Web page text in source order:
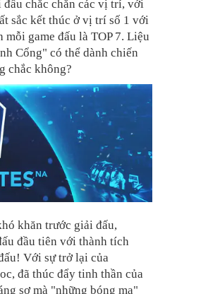
đấu chắc chắn các vị trí, với
sắc kết thúc ở vị trí số 1 với
game đấu là TOP 7. Liệu
Cổng" có thể dành chiến
chắc không?
khăn trước giải đấu,
đầu tiên với thành tích
Với sự trở lại của
đã thúc đẩy tinh thần của
sợ mà "những bóng ma"